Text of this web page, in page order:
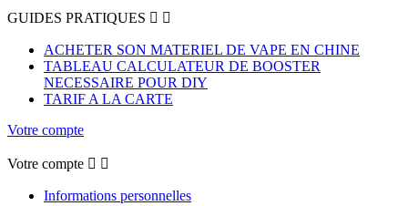
GUIDES PRATIQUES  
ACHETER SON MATERIEL DE VAPE EN CHINE
TABLEAU CALCULATEUR DE BOOSTER
NECESSAIRE POUR DIY
TARIF A LA CARTE
Votre compte
Votre compte  
Informations personnelles